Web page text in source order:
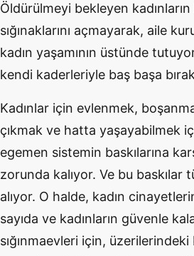
Öldürülmeyi bekleyen
sığınaklarını açmayarak, aile
kadın yaşamının üstünde
kendi kaderleriyle baş başa
Kadınlar için evlenmek,
çıkmak ve hatta yaşayabilmek
egemen sistemin baskılarına
zorunda kalıyor. Ve bu baskılar
alıyor. O halde, kadın
sayıda ve kadınların güvenle
sığınmaevleri için,